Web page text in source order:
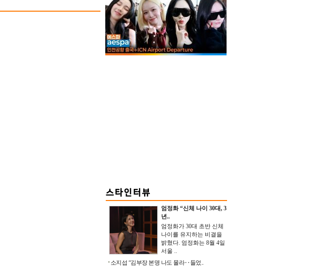
엄정화 “신체 나이 30대, 3
년..
엄정화가 30대 초반 신체
나이를 유지하는 비결을
밝혔다. 엄정화는 8월 4일
서울 ..
소지섭 “김부장 본명 나도 몰라‥들었..